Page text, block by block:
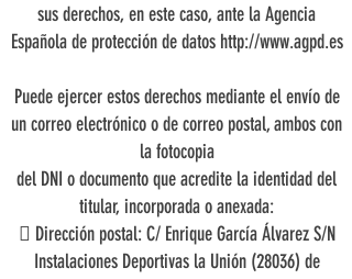
sus derechos, en este caso, ante la Agencia
Española de protección de datos http://www.agpd.es
Puede ejercer estos derechos mediante el envío de
un correo electrónico o de correo postal, ambos con
la fotocopia
del DNI o documento que acredite la identidad del
titular, incorporada o anexada:
 Dirección postal: C/ Enrique García Álvarez S/N
Instalaciones Deportivas la Unión (28036) de